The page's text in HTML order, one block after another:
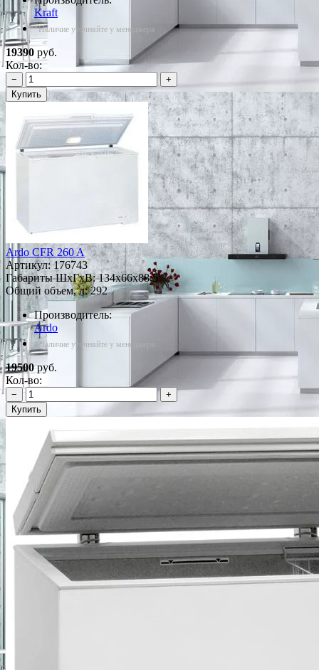
Kraft
*Наличие уточняйте у менеджера
19390 руб.
Кол-во:
−
+
Купить
Ardo CFR 260 A
Артикул:176743
Габариты ШxГxВ: 134x66x88.5
Общий объем, л: 292
Производитель:
Ardo
*Наличие уточняйте у менеджера
19500руб.
Кол-во:
−
+
Купить